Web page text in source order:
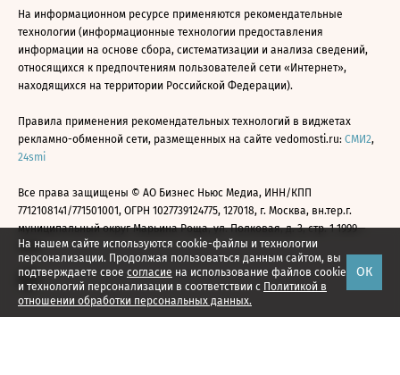
На нашем сайте используются cookie-файлы и технологии
персонализации. Продолжая пользоваться данным сайтом, вы
подтверждаете свое согласие на использование файлов cookie
и технологий персонализации в соответствии с Политикой в
отношении обработки персональных данных.
ОК
На информационном ресурсе применяются рекомендательные
технологии (информационные технологии предоставления
информации на основе сбора, систематизации и анализа сведений,
относящихся к предпочтениям пользователей сети «Интернет»,
находящихся на территории Российской Федерации).
Правила применения рекомендательных технологий в виджетах
рекламно-обменной сети, размещенных на сайте vedomosti.ru: СМИ2,
24smi
Все права защищены © АО Бизнес Ньюс Медиа, ИНН/КПП
7712108141/771501001, ОГРН 1027739124775, 127018, г. Москва, вн.тер.г.
муниципальный округ Марьина Роща, ул. Полковая, д. 3, стр. 1 1999—
2026